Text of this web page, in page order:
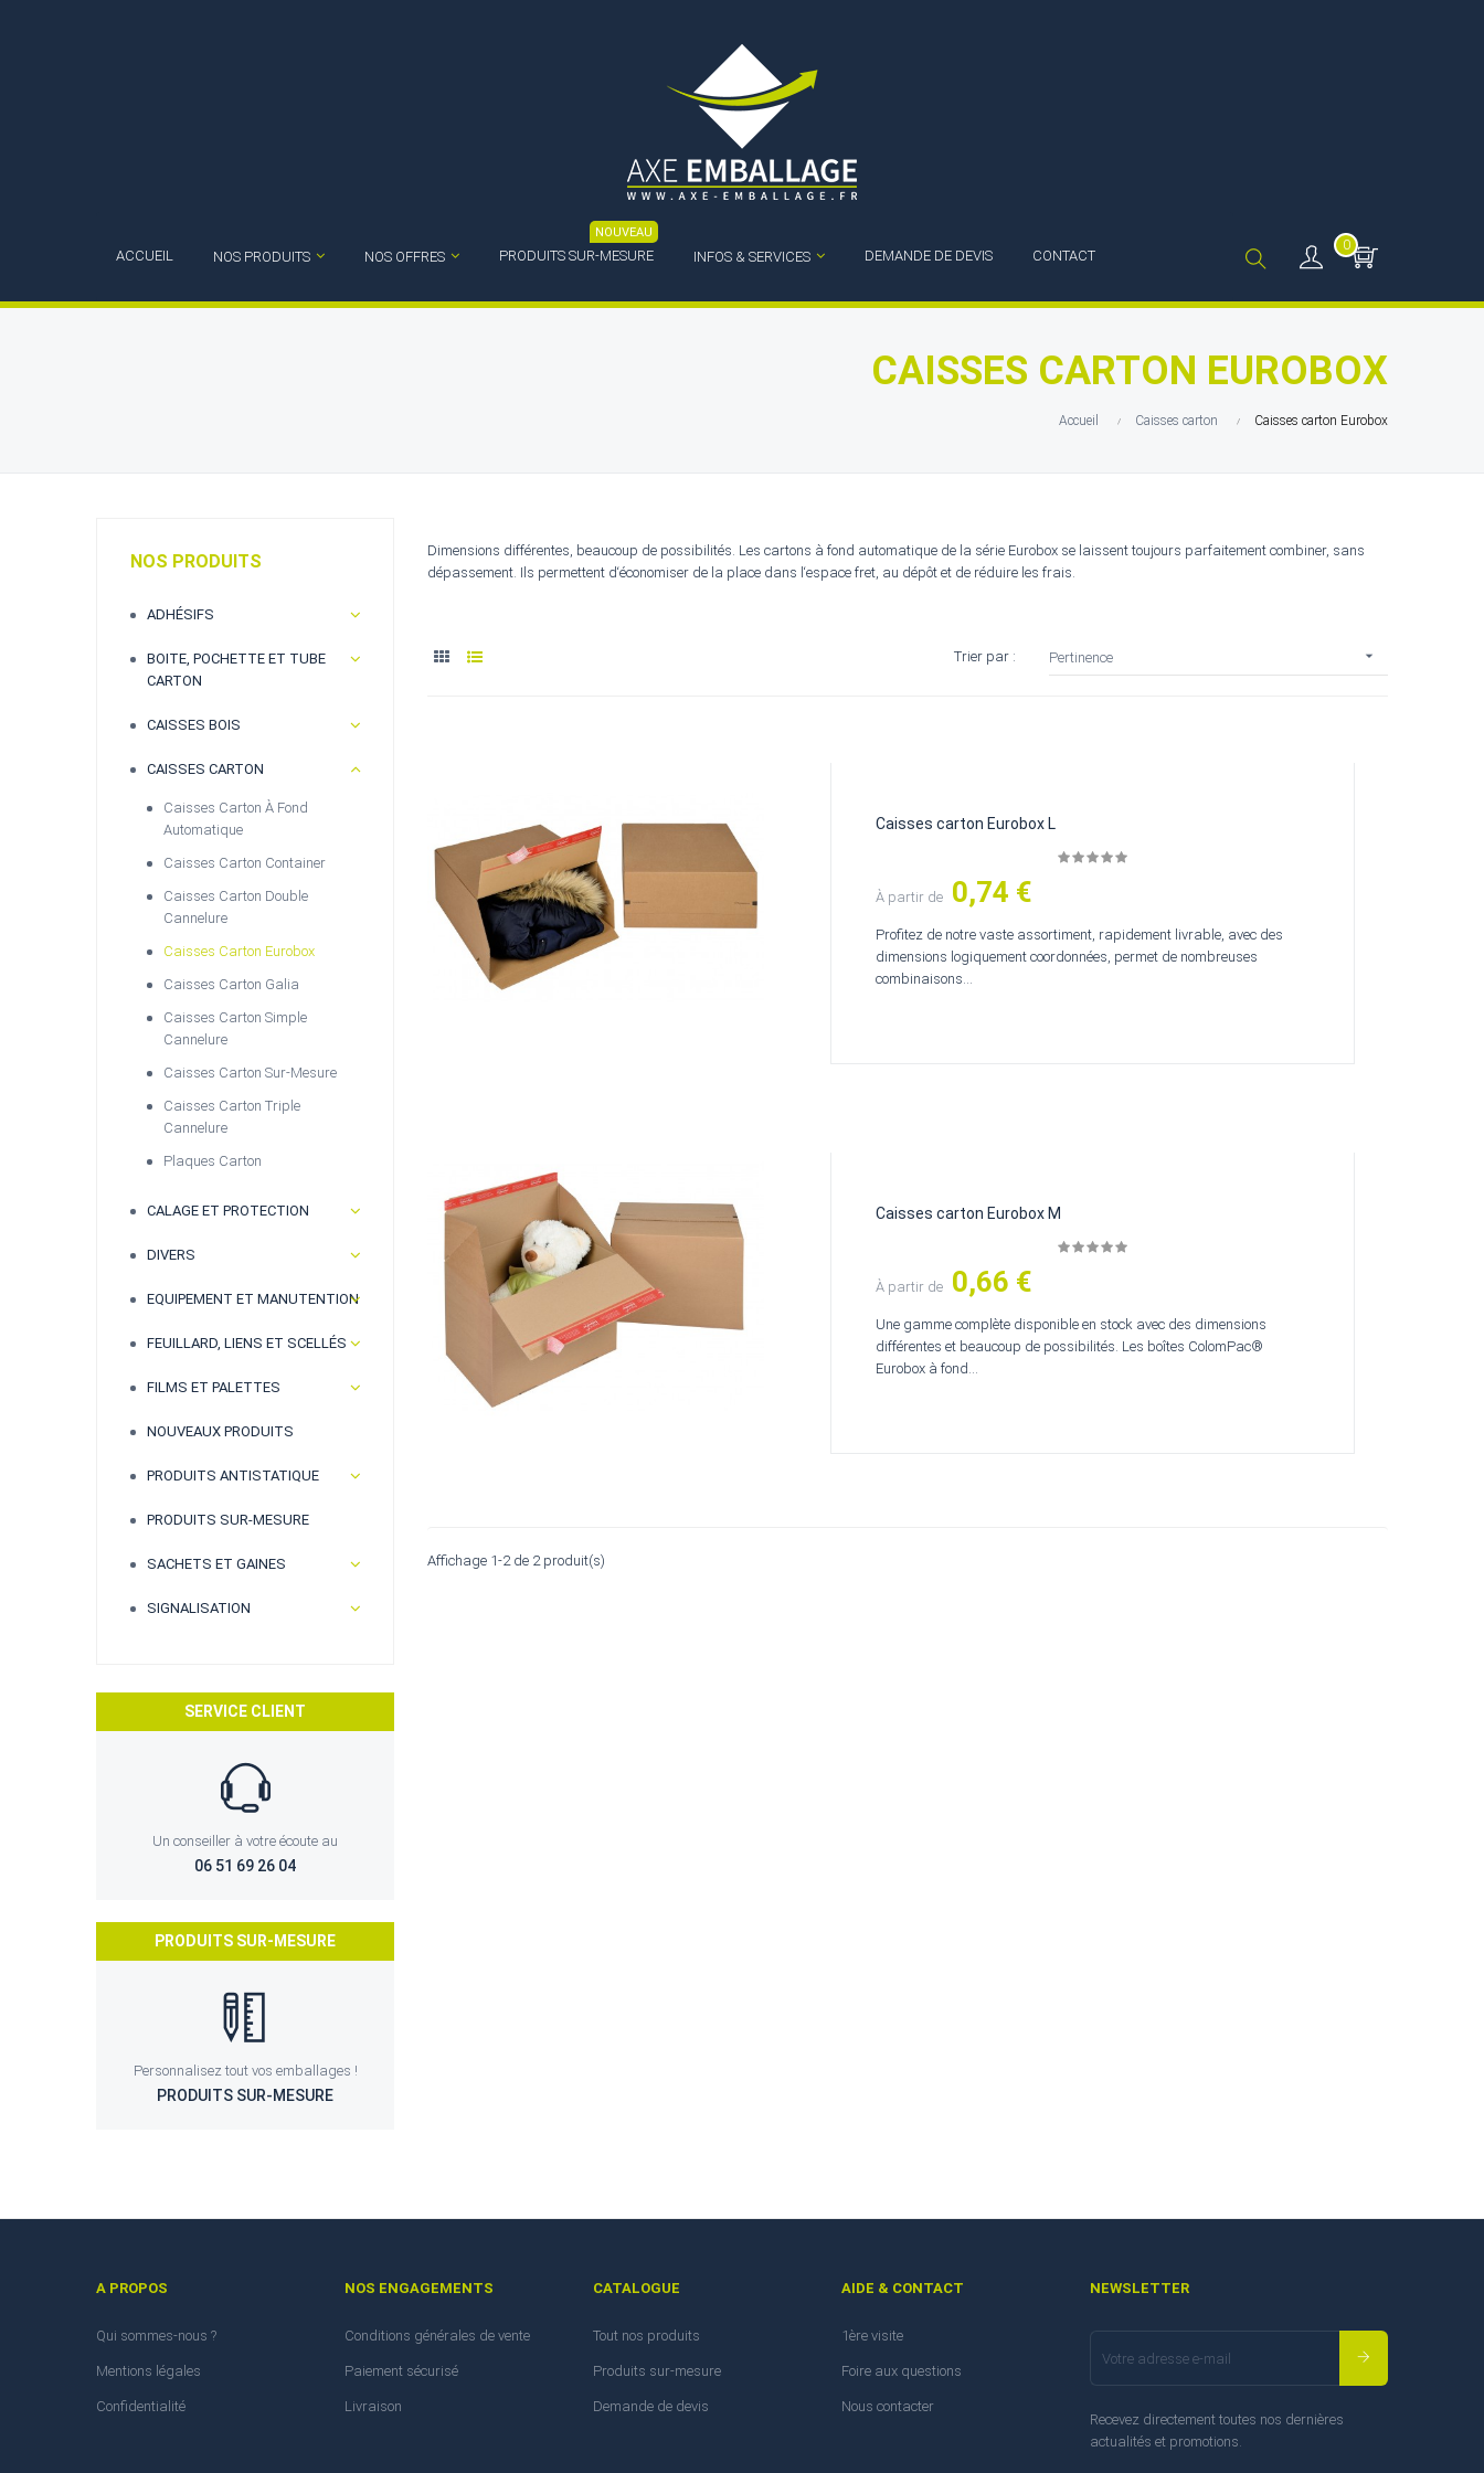
ACCUEIL NOS PRODUITS NOS OFFRES PRODUITS SUR-MESURE
NOUVEAU
INFOS & SERVICES DEMANDE DE DEVIS CONTACT
0
CAISSES CARTON EUROBOX
Accueil Caisses carton Caisses carton Eurobox
NOS PRODUITS
ADHÉSIFS
BOITE, POCHETTE ET TUBE
CARTON
CAISSES BOIS
CAISSES CARTON
Caisses Carton À Fond
Automatique
Caisses Carton Container
Caisses Carton Double
Cannelure
Caisses Carton Eurobox
Caisses Carton Galia
Caisses Carton Simple
Cannelure
Caisses Carton Sur-Mesure
Caisses Carton Triple
Cannelure
Plaques Carton
CALAGE ET PROTECTION
DIVERS
EQUIPEMENT ET MANUTENTION
FEUILLARD, LIENS ET SCELLÉS
FILMS ET PALETTES
NOUVEAUX PRODUITS
PRODUITS ANTISTATIQUE
PRODUITS SUR-MESURE
SACHETS ET GAINES
SIGNALISATION
SERVICE CLIENT
Un conseiller à votre écoute au
06 51 69 26 04
PRODUITS SUR-MESURE
Personnalisez tout vos emballages !
PRODUITS SUR-MESURE
Dimensions différentes, beaucoup de possibilités. Les cartons à fond automatique de la série Eurobox se laissent toujours parfaitement combiner, sans
dépassement. Ils permettent d‘économiser de la place dans l‘espace fret, au dépôt et de réduire les frais.
Trier par : Pertinence 
Caisses carton Eurobox L
À partir de Prix
0,74 €
Profitez de notre vaste assortiment, rapidement livrable, avec des
dimensions logiquement coordonnées, permet de nombreuses
combinaisons...
Caisses carton Eurobox M
À partir de Prix
0,66 €
Une gamme complète disponible en stock avec des dimensions
différentes et beaucoup de possibilités. Les boîtes ColomPac®
Eurobox à fond...
Affichage 1-2 de 2 produit(s)
A PROPOS
Qui sommes-nous ?
Mentions légales
Confidentialité
NOS ENGAGEMENTS
Conditions générales de vente
Paiement sécurisé
Livraison
CATALOGUE
Tout nos produits
Produits sur-mesure
Demande de devis
AIDE & CONTACT
1ère visite
Foire aux questions
Nous contacter
NEWSLETTER
Recevez directement toutes nos dernières
actualités et promotions.